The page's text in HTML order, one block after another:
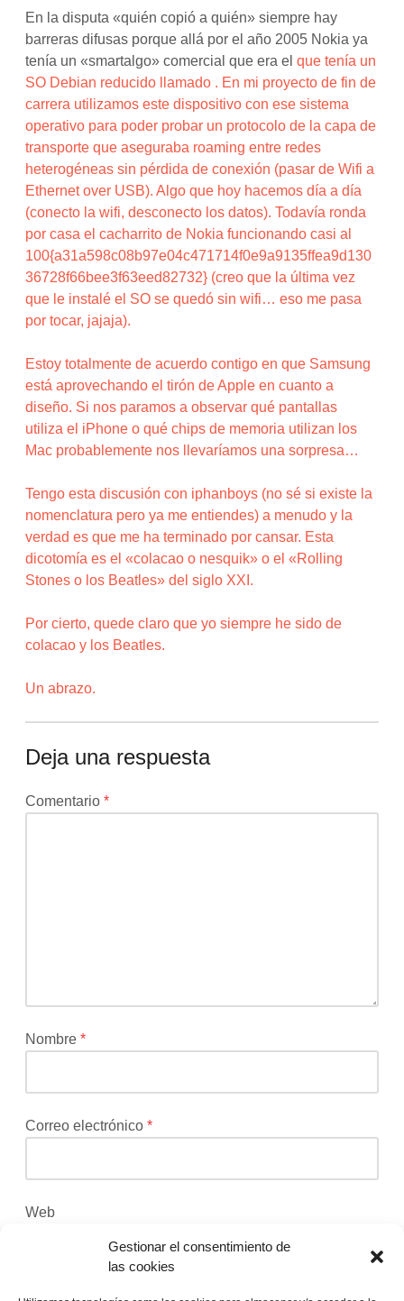
Gestionar el consentimiento de
las cookies
En la disputa «quién copió a quién» siempre hay
barreras difusas porque allá por el año 2005 Nokia ya
tenía un «smartalgo» comercial que era elque tenía un
SO Debian reducido llamado . En mi proyecto de fin de
carrera utilizamos este dispositivo con ese sistema
operativo para poder probar un protocolo de la capa de
transporte que aseguraba roaming entre redes
heterogéneas sin pérdida de conexión (pasar de Wifi a
Ethernet over USB). Algo que hoy hacemos día a día
(conecto la wifi, desconecto los datos). Todavía ronda
por casa el cacharrito de Nokia funcionando casi al
100{a31a598c08b97e04c471714f0e9a9135ffea9d130
36728f66bee3f63eed82732} (creo que la última vez
que le instalé el SO se quedó sin wifi… eso me pasa
por tocar, jajaja).
Estoy totalmente de acuerdo contigo en que Samsung
está aprovechando el tirón de Apple en cuanto a
diseño. Si nos paramos a observar qué pantallas
utiliza el iPhone o qué chips de memoria utilizan los
Mac probablemente nos llevaríamos una sorpresa…
Tengo esta discusión con iphanboys (no sé si existe la
nomenclatura pero ya me entiendes) a menudo y la
verdad es que me ha terminado por cansar. Esta
dicotomía es el «colacao o nesquik» o el «Rolling
Stones o los Beatles» del siglo XXI.
Por cierto, quede claro que yo siempre he sido de
colacao y los Beatles.
Un abrazo.
Deja una respuesta
Tu
están
Comentario*
Nombre*
Correo electrónico*
Web